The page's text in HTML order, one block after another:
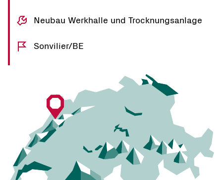
Neubau Werkhalle und Trocknungsanlage
Sonvilier/BE